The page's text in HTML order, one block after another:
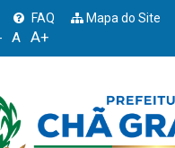
FAQ Mapa do Site
A A+